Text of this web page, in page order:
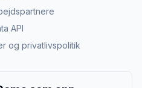
API
og privatlivspolitik